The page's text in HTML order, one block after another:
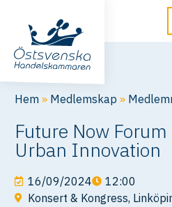
Hem » Medlemskap »
Future Now
Urban Innovation
16/09/2024
12:00
Konsert & Kongress,